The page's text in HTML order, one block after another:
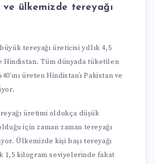
ve ülkemizde tereyağı
tereyağı üreticisi yıllık 4,5
Hindistan. Tüm dünyada tüketilen
üreten Hindistan’ı Pakistan ve
üretimi oldukça düşük
için zaman zaman tereyağı
Ülkemizde kişi başı tereyağı
1,5 kilogram seviyelerinde fakat